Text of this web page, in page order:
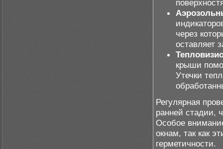
через
оставляет
крыши
Утечки
Регулярная
ранней стадии,
Особое
окнам, так как
герметичности.